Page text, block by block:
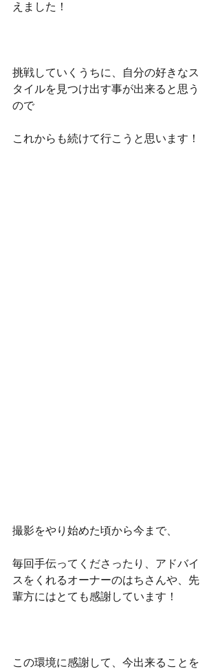
えました！
挑戦していくうちに、自分の好きなス
タイルを見つけ出す事が出来ると思う
ので
これからも続けて行こうと思います！
撮影をやり始めた頃から今まで、
毎回手伝ってくださったり、アドバイ
スをくれるオーナーのはちさんや、先
輩方にはとても感謝しています！
この環境に感謝して、今出来ることを